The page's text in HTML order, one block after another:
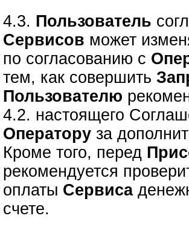
4.3. Пользователь
Сервисов может
по согласованию с
тем, как совершить
Пользователю
4.2. настоящего
Оператору за
Кроме того, перед
рекомендуется
оплаты Сервиса
счете.